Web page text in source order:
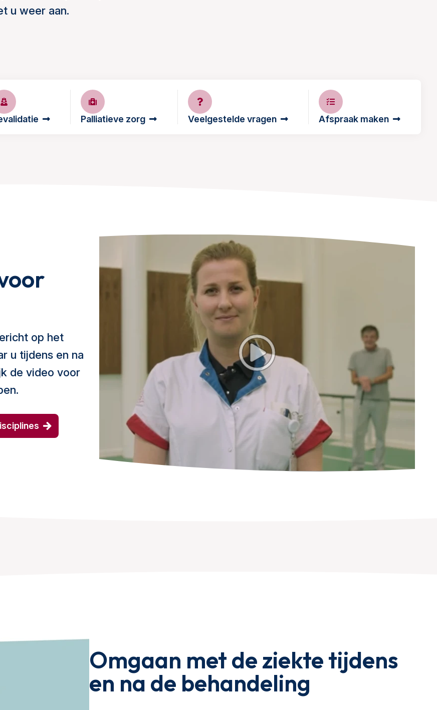
u weer aan.
Palliatieve zorg Veelgestelde vragen Afspraak maken
op het
u tijdens en na
de video voor
Omgaan met de ziekte tijdens
en na de behandeling